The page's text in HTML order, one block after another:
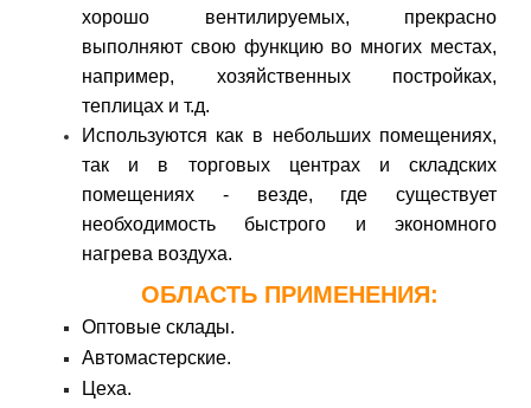
хорошо вентилируемых, прекрасно
выполняют свою функцию во многих местах,
например, хозяйственных постройках,
теплицах и т.д.
Используются как в небольших помещениях,
так и в торговых центрах и складских
помещениях - везде, где существует
необходимость быстрого и экономного
нагрева воздуха.
ОБЛАСТЬ ПРИМЕНЕНИЯ:
Оптовые склады.
Автомастерские.
Цеха.